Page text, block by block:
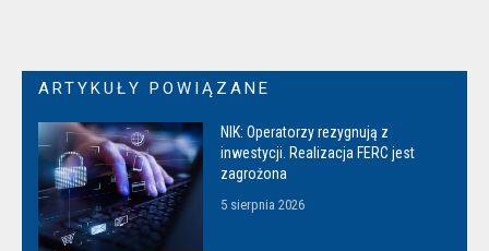
ARTYKUŁY POWIĄZANE
NIK: Operatorzy rezygnują z
inwestycji. Realizacja FERC jest
zagrożona
5 sierpnia 2026